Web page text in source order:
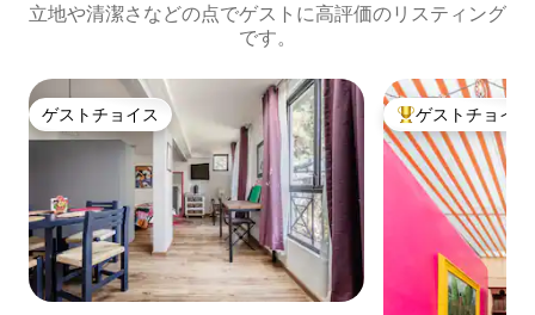
立地や清潔さなどの点でゲストに高評価のリスティング
です。
ゲストチョイス
ゲストチョイス 大好評のゲスト
ゲストチョイス